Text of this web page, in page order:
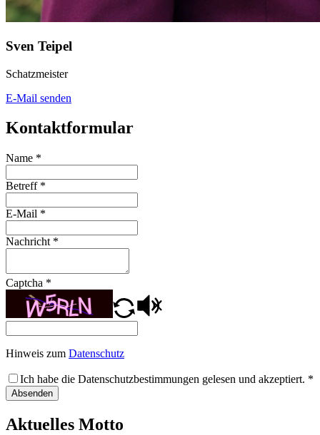
Sven Teipel
Schatzmeister
E-Mail senden
Kontaktformular
Name *
Betreff *
E-Mail *
Nachricht *
Captcha *
Hinweis zum Datenschutz
Ich habe die Datenschutzbestimmungen gelesen und akzeptiert. *
Absenden
Aktuelles Motto